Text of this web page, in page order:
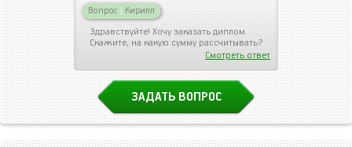
Вопрос | Кирилл
Здравствуйте! Хочу заказать диплом.
Скажите, на какую сумму рассчитывать?
Смотреть ответ
ЗАДАТЬ ВОПРОС